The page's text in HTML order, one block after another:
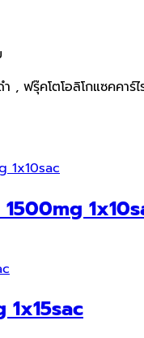
, ฟรุ๊คโตโอลิโกแซคคาร์
1x15sac